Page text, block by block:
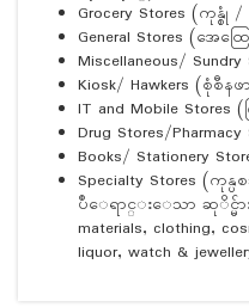
Grocery Stores (ကု
General Stores (အေ
Miscellaneous/
Kiosk/ Hawkers (စုံစီ
IT and Mobile Stores
Drug Stores/
Books/ Stationery
Specialty Stores (
ပဳေရာင္းေသာ ဆုိင္မ်ား
materials, clothing,
liquor, watch &